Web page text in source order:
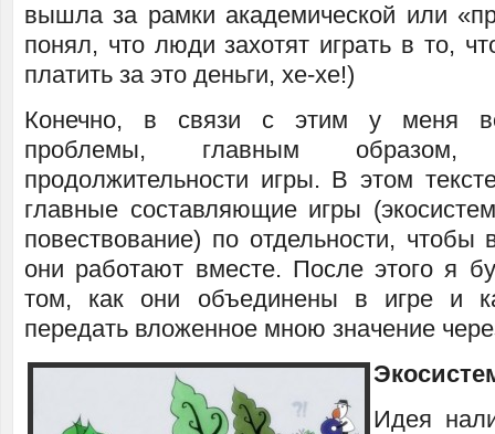
вышла за рамки академической или
понял, что люди захотят играть в то,
платить за это деньги, хе-хе!)
Конечно, в связи с этим у меня
проблемы, главным образом,
продолжительности игры. В этом
главные составляющие игры
повествование) по отдельности, чтобы
они работают вместе. После этого я
том, как они объединены в игре и
передать вложенное мною значение
Идея